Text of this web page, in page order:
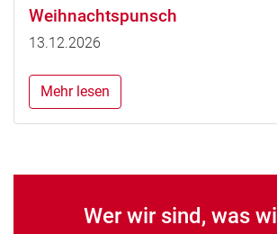
Weihnachtspunsch
13.12.2026
Mehr lesen
Wer wir sind, was